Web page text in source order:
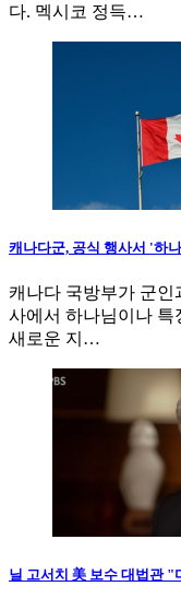
다. 멕시코 정득…
캐나다군, 공식 행사서 '하
캐나다 국방부가 군인
사에서 하나님이나 특
새로운 지…
닐 고서치 美 보수 대법관 "